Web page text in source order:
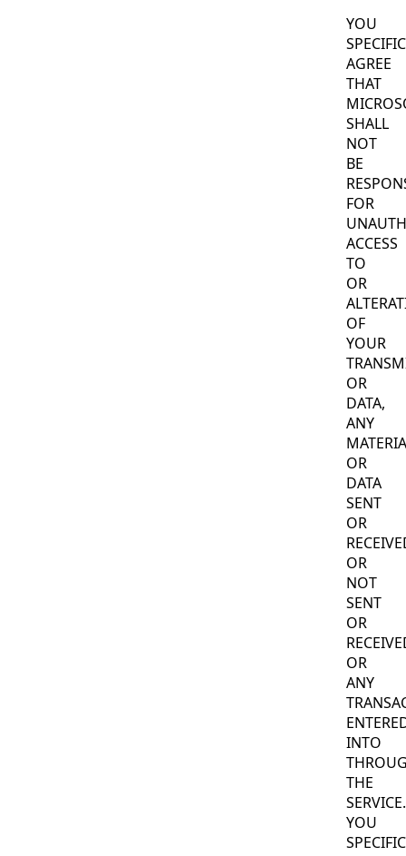
YOU
AGREE
THAT
SHALL
NOT
BE
FOR
ACCESS
TO
OR
OF
YOUR
OR
DATA,
ANY
OR
DATA
SENT
OR
OR
NOT
SENT
OR
OR
ANY
INTO
THE
SERVICE.
YOU